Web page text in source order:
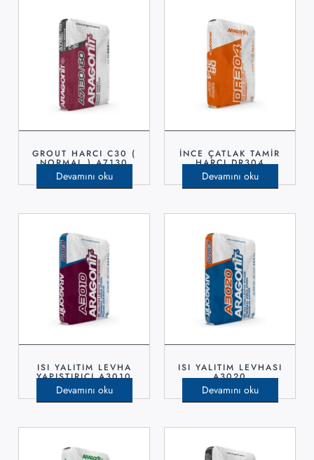
GROUT HARCI C30 (
NORMAL ) A7130
Devamını oku
İNCE ÇATLAK TAMİR
HARCI DR304
Devamını oku
ISI YALITIM LEVHA
YAPIŞTIRICI A3010
Devamını oku
ISI YALITIM LEVHASI
A3020
Devamını oku